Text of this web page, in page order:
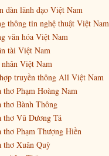
đàn lãnh đạo Việt Nam
thông tin nghệ thuật Việt Nam
văn hóa Việt Nam
tài Việt Nam
Việt Nam
truyền thông All Việt Nam
thơ Phạm Hoàng Nam
thơ Bành Thông
thơ Vũ Dương Tá
thơ Phạm Thượng Hiền
thơ Xuân Quỳ